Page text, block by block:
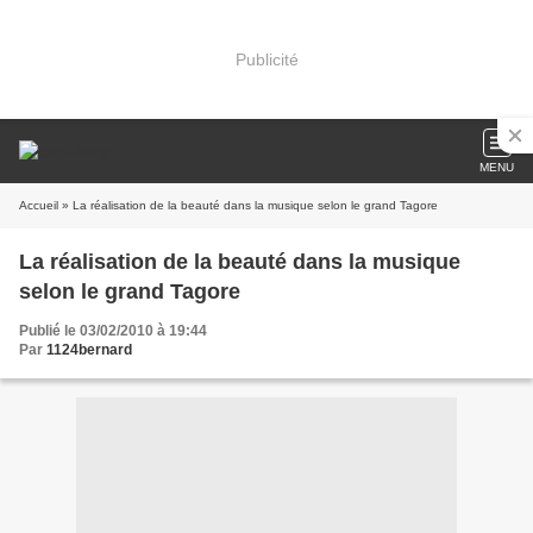
Publicité
MENU
Accueil » La réalisation de la beauté dans la musique selon le grand Tagore
La réalisation de la beauté dans la musique
selon le grand Tagore
Publié le 03/02/2010 à 19:44
Par 1124bernard